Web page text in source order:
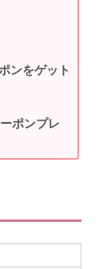
ンをゲット
ポンプレ